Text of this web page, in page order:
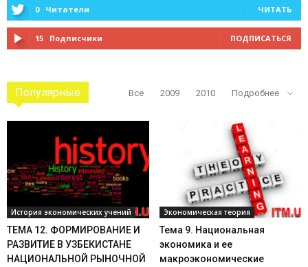
0 Читатели ЧИТАТЬ
15 Подписчики ПОДПИСАТЬСЯ
Популярные Все 2009 2010 Подробнее
История экономических учений
ТЕМА 12. ФОРМИРОВАНИЕ И
РАЗВИТИЕ В УЗБЕКИСТАНЕ
НАЦИОНАЛЬНОЙ РЫНОЧНОЙ
Экономическая теория
Тема 9. Национальная
экономика и ее
макроэкономические